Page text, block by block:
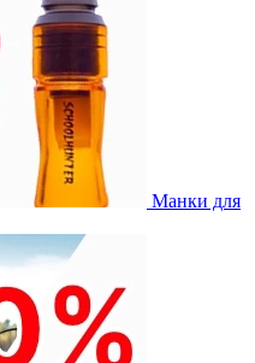
Манки для